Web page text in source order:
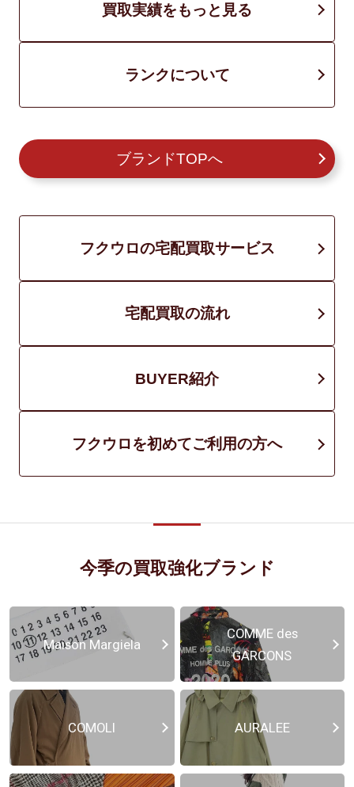
買取実績をもっと見る
ランクについて
ブランドTOPへ
フクウロの宅配買取サービス
宅配買取の流れ
BUYER紹介
フクウロを初めてご利用の方へ
今季の買取強化ブランド
Maison Margiela
COMME des
GARCONS
COMOLI AURALEE